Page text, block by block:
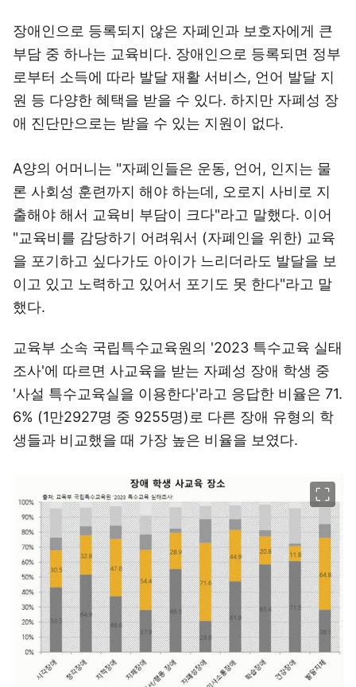
장애인으로 등록되지 않은 자폐인과 보호자에게 큰
부담 중 하나는 교육비다. 장애인으로 등록되면 정부
로부터 소득에 따라 발달 재활 서비스, 언어 발달 지
원 등 다양한 혜택을 받을 수 있다. 하지만 자폐성 장
애 진단만으로는 받을 수 있는 지원이 없다.
A양의 어머니는 "자폐인들은 운동, 언어, 인지는 물
론 사회성 훈련까지 해야 하는데, 오로지 사비로 지
출해야 해서 교육비 부담이 크다"라고 말했다. 이어
"교육비를 감당하기 어려워서 (자폐인을 위한) 교육
을 포기하고 싶다가도 아이가 느리더라도 발달을 보
이고 있고 노력하고 있어서 포기도 못 한다"라고 말
했다.
교육부 소속 국립특수교육원의 '2023 특수교육 실태
조사'에 따르면 사교육을 받는 자폐성 장애 학생 중
'사설 특수교육실을 이용한다'라고 응답한 비율은 71.
6% (1만2927명 중 9255명)로 다른 장애 유형의 학
생들과 비교했을 때 가장 높은 비율을 보였다.